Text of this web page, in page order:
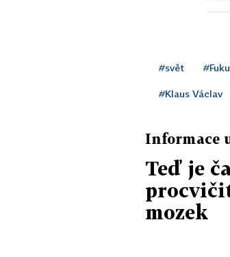
#svět
#Klaus Václav
Informace
Teď je
mozek